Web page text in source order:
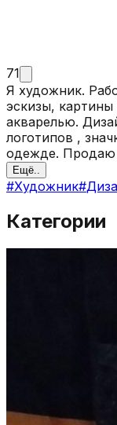
71
Я художник.
эскизы,
акварелью.
логотипов ,
одежде. Продаю
5 классе худ.
Ещё..
#Художник#
Категории